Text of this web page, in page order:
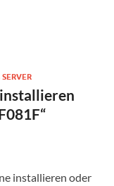
installieren oder